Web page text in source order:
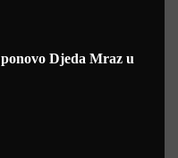
Djeda Mraz u